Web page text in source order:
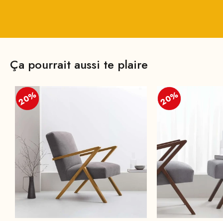
Ça pourrait aussi te plaire
20%
20% 20%
20%